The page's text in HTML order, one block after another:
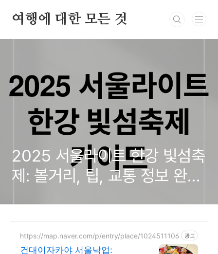
여행에 대한 모든 것
2025 서울라이트 한강 빛섬축
제: 볼거리, 팁, 교통 정보 완벽
https://map.naver.com/p/entry/place/1024511106 광고
건대이자카야 서울낙업: